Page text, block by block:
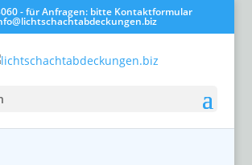
- für Anfragen: bitte Kontaktformular